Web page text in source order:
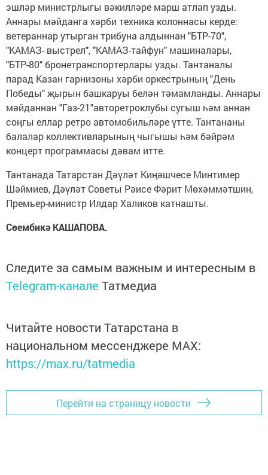
эшләр министрлыгы вәкилләре марш атлап узды.
Аннары мәйданга хәрби техника колоннасы керде:
ветераннар утырган трибуна алдыннан "БТР-70",
"КАМАЗ- выстрел", "КАМАЗ-тайфун" машиналары,
"БТР-80" бронетранспортерлары узды. Тантаналы
парад Казан гарнизоны хәрби оркестрының "День
Победы" җырын башкаруы белән тәмамланды. Аннары
мәйданнан "Газ-21"авторетроклубы сугыш һәм аннан
соңгы еллар ретро автомобильләре үтте. Тантананы
балалар коллективларының чыгышы һәм бәйрәм
концерт программасы дәвам итте.
Тантанада Татарстан Дәүләт Киңәшчесе Минтимер
Шәймиев, Дәүләт Советы Рәисе Фәрит Мөхәммәтшин,
Премьер-министр Илдар Халиков катнашты.
Сөембикә КАШАПОВА.
Следите за самым важным и интересным в
Telegram-канале Татмедиа
Читайте новости Татарстана в
национальном мессенджере MАХ:
https://max.ru/tatmedia
Перейти на страницу новости